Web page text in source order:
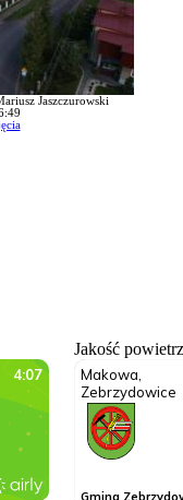
Jaszczurowski
Jakość